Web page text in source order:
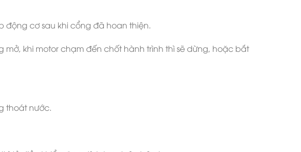
động cơ sau khi cổng đã hoan thiện.
mở, khi motor chạm đến chốt hành trình thì sẽ dừng, hoặc bắt
thoát nước.